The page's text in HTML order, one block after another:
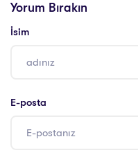
Yorum Bırakın
İsim
E-posta